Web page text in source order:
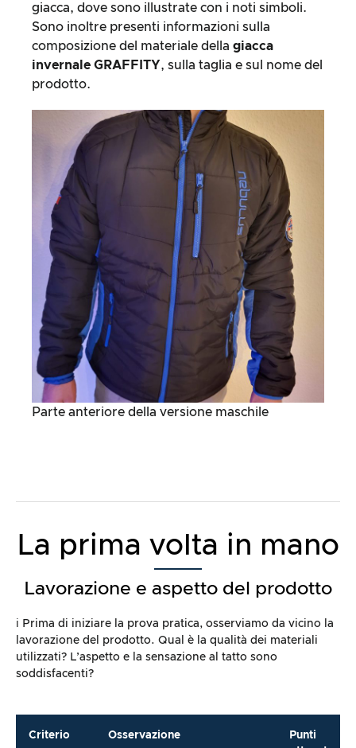
giacca, dove sono illustrate con i noti simboli.
Sono inoltre presenti informazioni sulla
composizione del materiale della giacca
invernale GRAFFITY, sulla taglia e sul nome del
prodotto.
Parte anteriore della versione maschile
La prima volta in mano
Lavorazione e aspetto del prodotto
ℹ️ Prima di iniziare la prova pratica, osserviamo da vicino la
lavorazione del prodotto. Qual è la qualità dei materiali
utilizzati? L’aspetto e la sensazione al tatto sono
soddisfacenti?
Criterio Osservazione
Punti